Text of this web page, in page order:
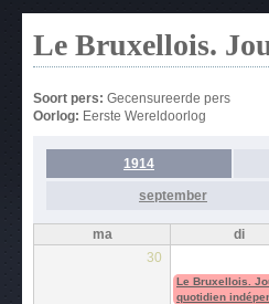
Le Bruxellois.
Soort pers: Gecensureerde pers
Oorlog: Eerste Wereldoorlog
1914
september
ma di
30
Le Bruxellois.
quotidien